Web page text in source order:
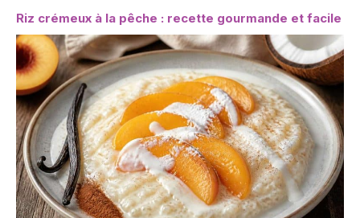
Riz crémeux à la pêche : recette gourmande et facile